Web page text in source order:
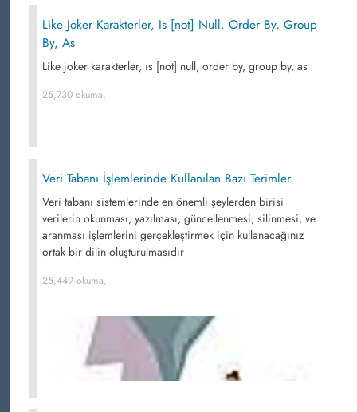
Like Joker Karakterler, Is [not] Null, Order By, Group
By, As
Like joker karakterler, ıs [not] null, order by, group by, as
25,730 okuma,
Veri Tabanı İşlemlerinde Kullanılan Bazı Terimler
Veri tabanı sistemlerinde en önemli şeylerden birisi
verilerin okunması, yazılması, güncellenmesi, silinmesi, ve
aranması işlemlerini gerçekleştirmek için kullanacağınız
ortak bir dilin oluşturulmasıdır
25,449 okuma,